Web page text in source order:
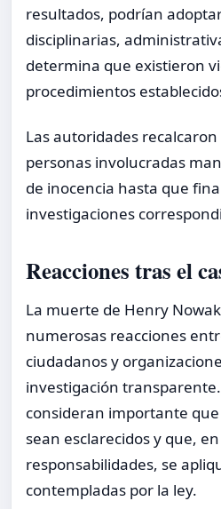
resultados, podrían
disciplinarias,
determina que existieron
procedimientos
Las autoridades
personas involucradas
de inocencia hasta que
investigaciones
Reacciones tras el
La muerte de Henry
numerosas reacciones
ciudadanos y
investigación
consideran importante
sean esclarecidos y que,
responsabilidades, se
contempladas por la ley.